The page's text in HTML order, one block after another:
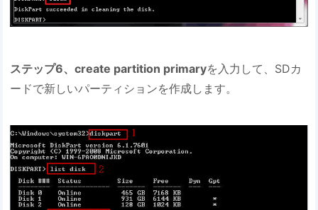
ステップ6、create partition primaryを入力して、SDカ
ードで新しいパーティションを作成します。